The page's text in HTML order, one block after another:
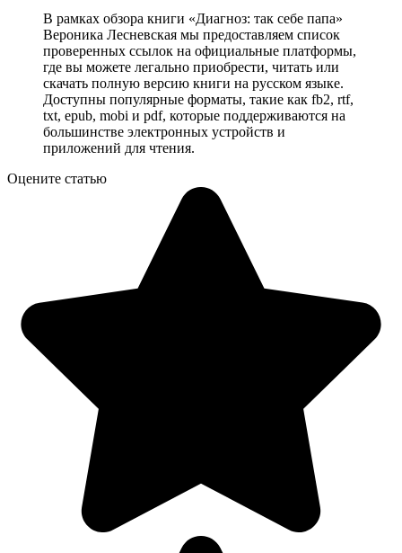
В рамках обзора книги «Диагноз: так себе папа»
Вероника Лесневская мы предоставляем список
проверенных ссылок на официальные платформы,
где вы можете легально приобрести, читать или
скачать полную версию книги на русском языке.
Доступны популярные форматы, такие как fb2, rtf,
txt, epub, mobi и pdf, которые поддерживаются на
большинстве электронных устройств и
приложений для чтения.
Оцените статью